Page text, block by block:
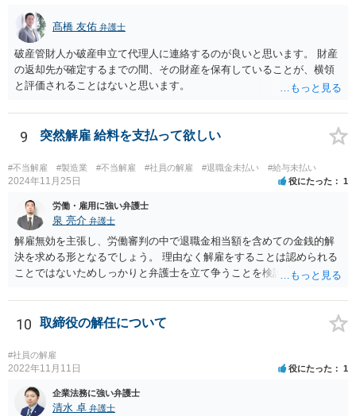
髙橋 友佑 弁護士
破産管財人か破産申立て代理人に連絡するのが良いと思います。 財産
の返却先が確定するまでの間、その財産を保有していることが、横領
と評価されることはないと思います。
9 突然解雇 給料を支払って欲しい
#不当解雇 #製造業 #不当解雇 #社員の解雇 #退職金未払い #給与未払い
2024年11月25日 役にたった 1
労働・雇用に強い弁護士
泉 亮介 弁護士
解雇無効を主張し、労働審判の中で退職金相当額を含めての金銭的解
決を求める形となるでしょう。 理由なく解雇をすることは認められる
ことではないためしっかりと弁護士を立て争うことを検討されて良い
10 取締役の解任について
#社員の解雇
2022年11月11日 役にたった 1
企業法務に強い弁護士
清水 卓 弁護士